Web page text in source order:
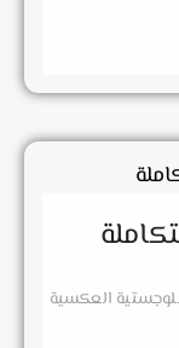
العكسية